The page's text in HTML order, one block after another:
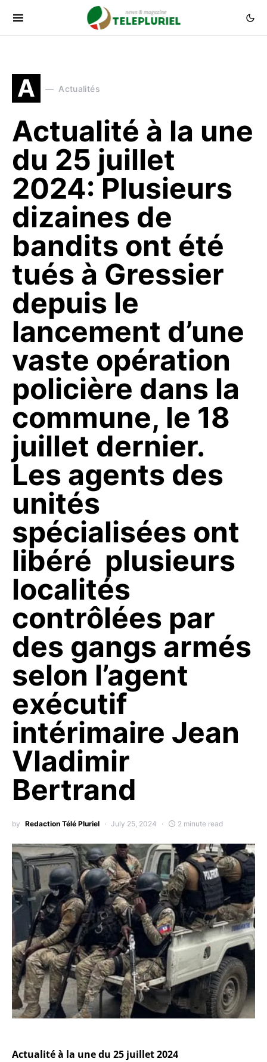
A Actualités
Actualité à la une
du 25 juillet
2024: Plusieurs
dizaines de
bandits ont été
tués à Gressier
depuis le
lancement d’une
vaste opération
policière dans la
commune, le 18
juillet dernier.
Les agents des
unités
spécialisées ont
libéré plusieurs
localités
contrôlées par
des gangs armés
selon l’agent
exécutif
intérimaire Jean
Vladimir
Bertrand
by Redaction Télé Pluriel July 25, 2024 2 minute read
Actualité à la une du 25 juillet 2024